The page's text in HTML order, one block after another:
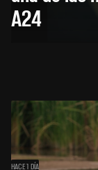
A24
HACE 1 DÍA